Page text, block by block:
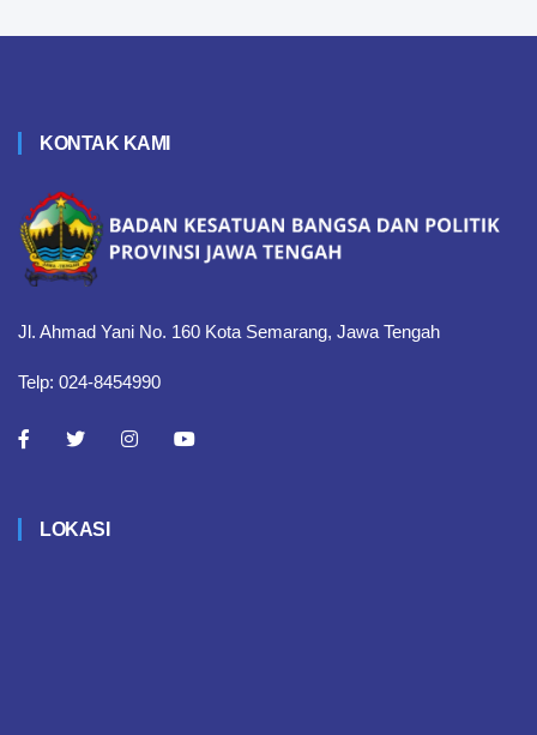
KONTAK KAMI
Jl. Ahmad Yani No. 160 Kota Semarang, Jawa Tengah
Telp: 024-8454990
LOKASI